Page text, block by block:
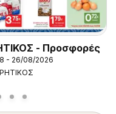
- Προσφορές
- 26/08/2026